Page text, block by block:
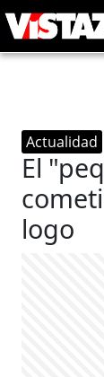
Actualidad
El
logo